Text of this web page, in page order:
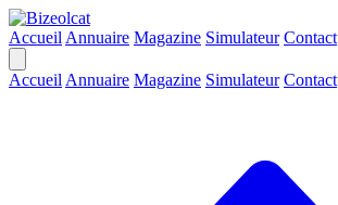
Accueil Annuaire Magazine Simulateur Contact
Accueil Annuaire Magazine Simulateur Contact